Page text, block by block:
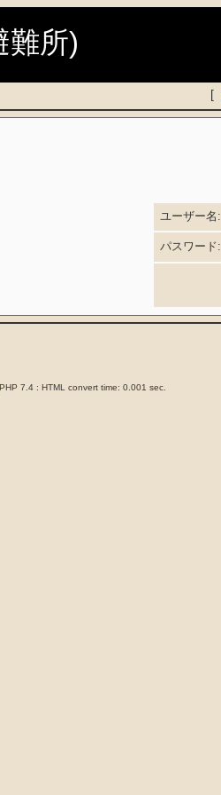
難所)
[
ユーザー名:
パスワード:
7.4 : HTML convert time: 0.001 sec.